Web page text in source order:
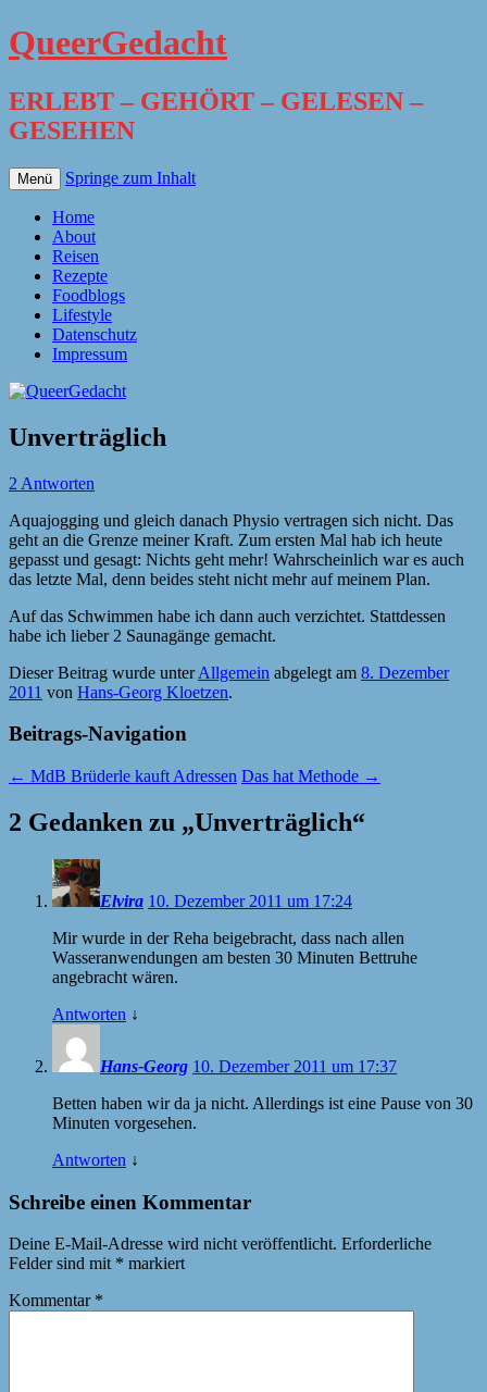
QueerGedacht
ERLEBT – GEHÖRT – GELESEN –
GESEHEN
Menü Springe zum Inhalt
Home
About
Reisen
Rezepte
Foodblogs
Lifestyle
Datenschutz
Impressum
Unverträglich
2 Antworten
Aquajogging und gleich danach Physio vertragen sich nicht. Das
geht an die Grenze meiner Kraft. Zum ersten Mal hab ich heute
gepasst und gesagt: Nichts geht mehr! Wahrscheinlich war es auch
das letzte Mal, denn beides steht nicht mehr auf meinem Plan.
Auf das Schwimmen habe ich dann auch verzichtet. Stattdessen
habe ich lieber 2 Saunagänge gemacht.
Dieser Beitrag wurde unterAllgemein abgelegt am 8. Dezember
2011 von Hans-Georg Kloetzen.
Beitrags-Navigation
← MdB Brüderle kauft Adressen Das hat Methode →
2 Gedanken zu „Unverträglich“
Elvira 10. Dezember 2011 um 17:24
Mir wurde in der Reha beigebracht, dass nach allen
Wasseranwendungen am besten 30 Minuten Bettruhe
angebracht wären.
Antworten ↓
Hans-Georg 10. Dezember 2011 um 17:37
Betten haben wir da ja nicht. Allerdings ist eine Pause von 30
Minuten vorgesehen.
Antworten ↓
Schreibe einen Kommentar
Deine E-Mail-Adresse wird nicht veröffentlicht. Erforderliche
Felder sind mit * markiert
Kommentar *